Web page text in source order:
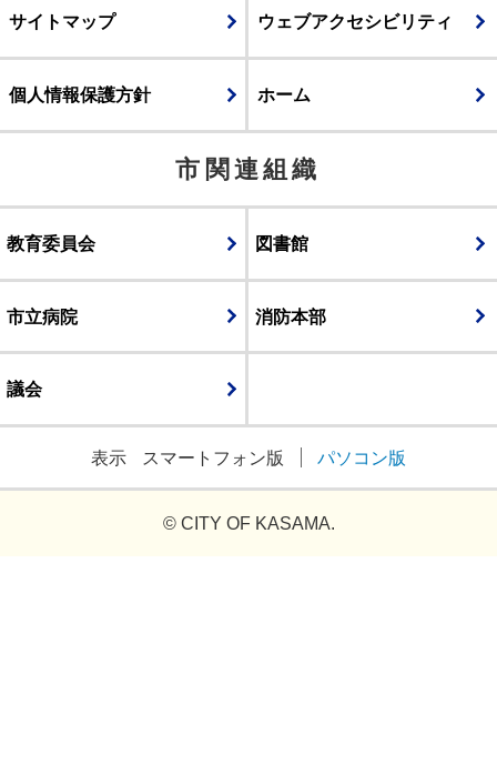
サイトマップ ウェブアクセシビリティ
個人情報保護方針 ホーム
市関連組織
教育委員会 図書館
市立病院 消防本部
議会
表示 スマートフォン版 パソコン版
© CITY OF KASAMA.